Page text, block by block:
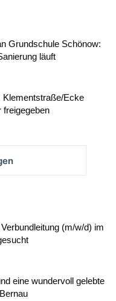
Grundschule Schönow:
läuft
Klementstraße/Ecke
freigegeben
(m/w/d) im
eine wundervoll gelebte